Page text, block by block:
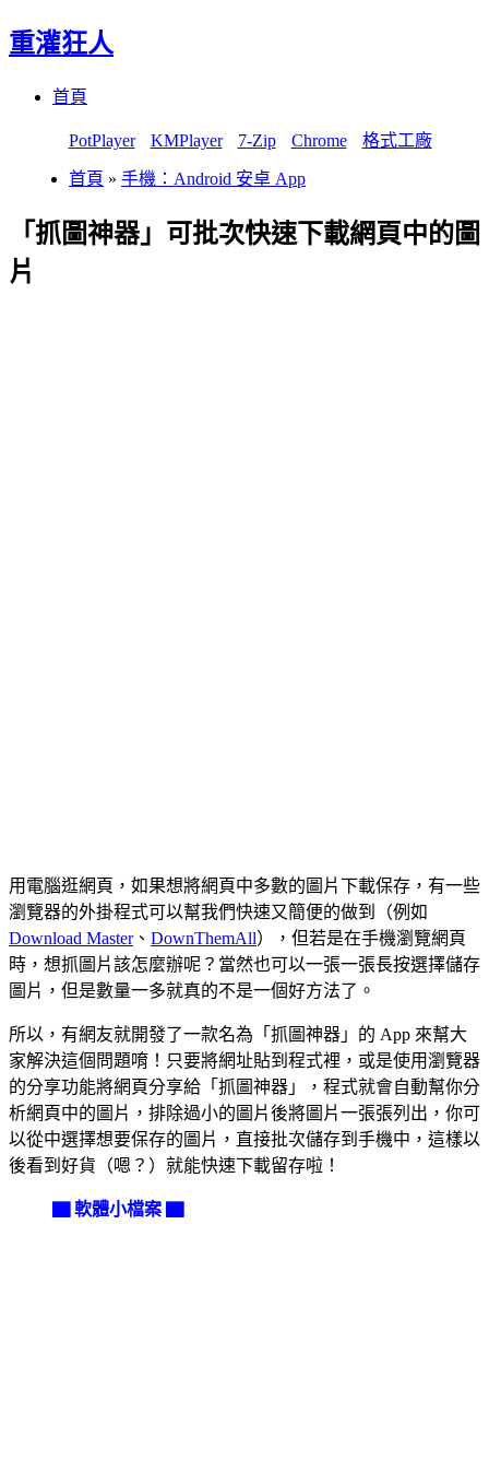
重灌狂人
首頁
PotPlayer KMPlayer 7-Zip Chrome 格式工廠
首頁 » 手機：Android 安卓 App
「抓圖神器」可批次快速下載網頁中的圖
片
用電腦逛網頁，如果想將網頁中多數的圖片下載保存，有一些
瀏覽器的外掛程式可以幫我們快速又簡便的做到（例如
Download Master、 DownThemAll），但若是在手機瀏覽網頁
時，想抓圖片該怎麼辦呢？當然也可以一張一張長按選擇儲存
圖片，但是數量一多就真的不是一個好方法了。
所以，有網友就開發了一款名為「抓圖神器」的 App 來幫大
家解決這個問題唷！只要將網址貼到程式裡，或是使用瀏覽器
的分享功能將網頁分享給「抓圖神器」，程式就會自動幫你分
析網頁中的圖片，排除過小的圖片後將圖片一張張列出，你可
以從中選擇想要保存的圖片，直接批次儲存到手機中，這樣以
後看到好貨（嗯？）就能快速下載留存啦！
▇ 軟體小檔案 ▇